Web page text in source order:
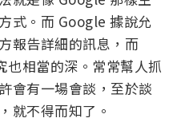
式。而 Google 據說允
報告詳細的訊息，而
相當的深。常常幫人抓
會有一場會談，至於談
就不得而知了。